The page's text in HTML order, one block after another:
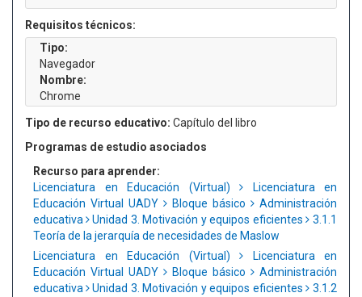
Requisitos técnicos:
Tipo:
Navegador
Nombre:
Chrome
Tipo de recurso educativo: Capítulo del libro
Programas de estudio asociados
Recurso para aprender:
Licenciatura en Educación (Virtual)
Licenciatura en
Educación Virtual UADY
Bloque básico
Administración
educativa
Unidad 3. Motivación y equipos eficientes
3.1.1
Teoría de la jerarquía de necesidades de Maslow
Licenciatura en Educación (Virtual)
Licenciatura en
Educación Virtual UADY
Bloque básico
Administración
educativa
Unidad 3. Motivación y equipos eficientes
3.1.2